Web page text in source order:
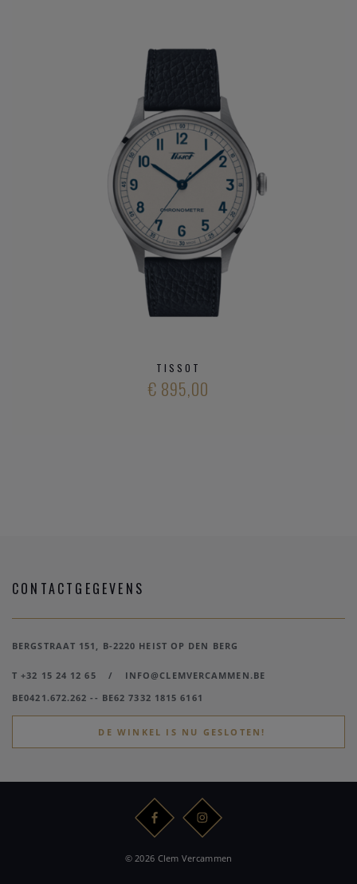
TISSOT
€ 895,00
CONTACTGEGEVENS
BERGSTRAAT 151, B-2220 HEIST OP DEN BERG
T +32 15 24 12 65 /
INFO@CLEMVERCAMMEN.BE
BE0421.672.262 -- BE62 7332 1815 6161
DE WINKEL IS NU GESLOTEN!
© 2026 Clem Vercammen